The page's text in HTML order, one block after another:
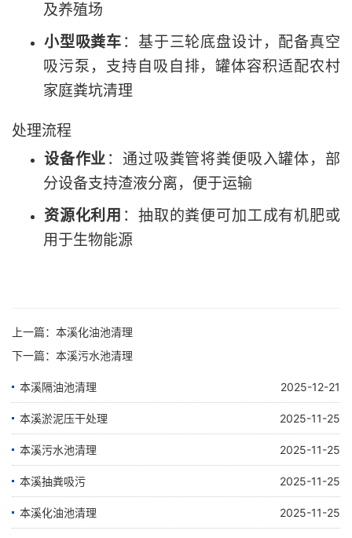
及养殖场
小型吸粪车 ‌：基于三轮底盘设计，配备真空
吸污泵，支持自吸自排，罐体容积适配农村
家庭粪坑清理
处理流程
设备作业 ‌：通过吸粪管将粪便吸入罐体，部
分设备支持渣液分离，便于运输
资源化利用 ‌：抽取的粪便可加工成有机肥或
用于生物能源
上一篇： 本溪化油池清理
下一篇： 本溪污水池清理
本溪隔油池清理 2025-12-21
本溪淤泥压干处理 2025-11-25
本溪污水池清理 2025-11-25
本溪抽粪吸污 2025-11-25
本溪化油池清理 2025-11-25